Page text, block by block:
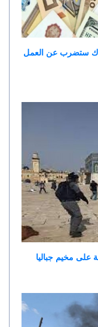
ستضرب عن العمل
على مخيم جباليا